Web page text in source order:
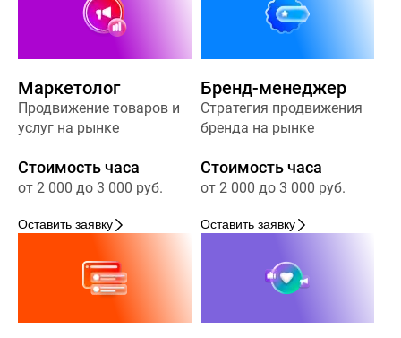
Маркетолог
Продвижение товаров и
услуг на рынке
Стоимость часа
от 2 000 до 3 000 руб.
Оставить заявку
Бренд-менеджер
Стратегия продвижения
бренда на рынке
Стоимость часа
от 2 000 до 3 000 руб.
Оставить заявку